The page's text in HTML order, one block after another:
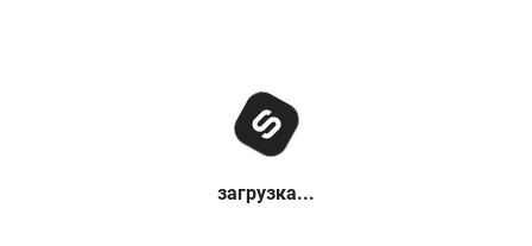
загрузка...